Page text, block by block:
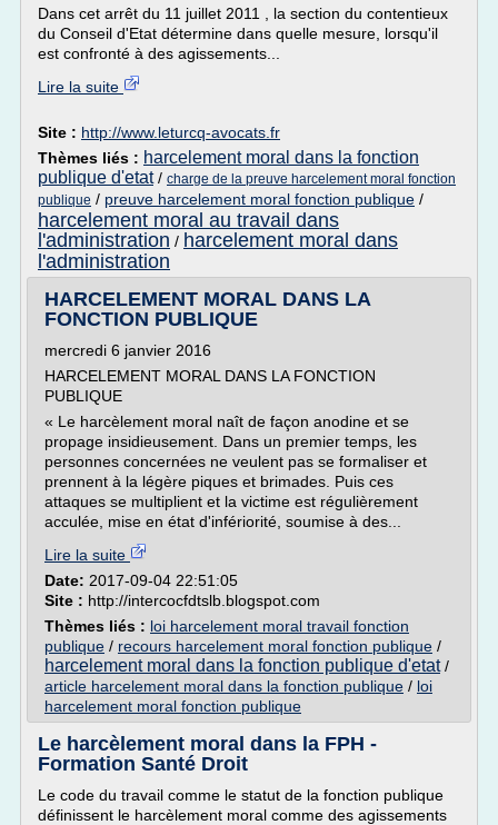
Dans cet arrêt du 11 juillet 2011 , la section du contentieux
du Conseil d'Etat détermine dans quelle mesure, lorsqu'il
est confronté à des agissements...
Lire la suite
Site : http://www.leturcq-avocats.fr
Thèmes liés : harcelement moral dans la fonction
publique d'etat/ charge de la preuve harcelement moral fonction
publique / preuve harcelement moral fonction publique /
harcelement moral au travail dans
l'administration / harcelement moral dans
l'administration
HARCELEMENT MORAL DANS LA
FONCTION PUBLIQUE
mercredi 6 janvier 2016
HARCELEMENT MORAL DANS LA FONCTION
PUBLIQUE
« Le harcèlement moral naît de façon anodine et se
propage insidieusement. Dans un premier temps, les
personnes concernées ne veulent pas se formaliser et
prennent à la légère piques et brimades. Puis ces
attaques se multiplient et la victime est régulièrement
acculée, mise en état d'infériorité, soumise à des...
Lire la suite
Date: 2017-09-04 22:51:05
Site : http://intercocfdtslb.blogspot.com
Thèmes liés : loi harcelement moral travail fonction
publique / recours harcelement moral fonction publique /
harcelement moral dans la fonction publique d'etat/
article harcelement moral dans la fonction publique / loi
harcelement moral fonction publique
Le harcèlement moral dans la FPH -
Formation Santé Droit
Le code du travail comme le statut de la fonction publique
définissent le harcèlement moral comme des agissements